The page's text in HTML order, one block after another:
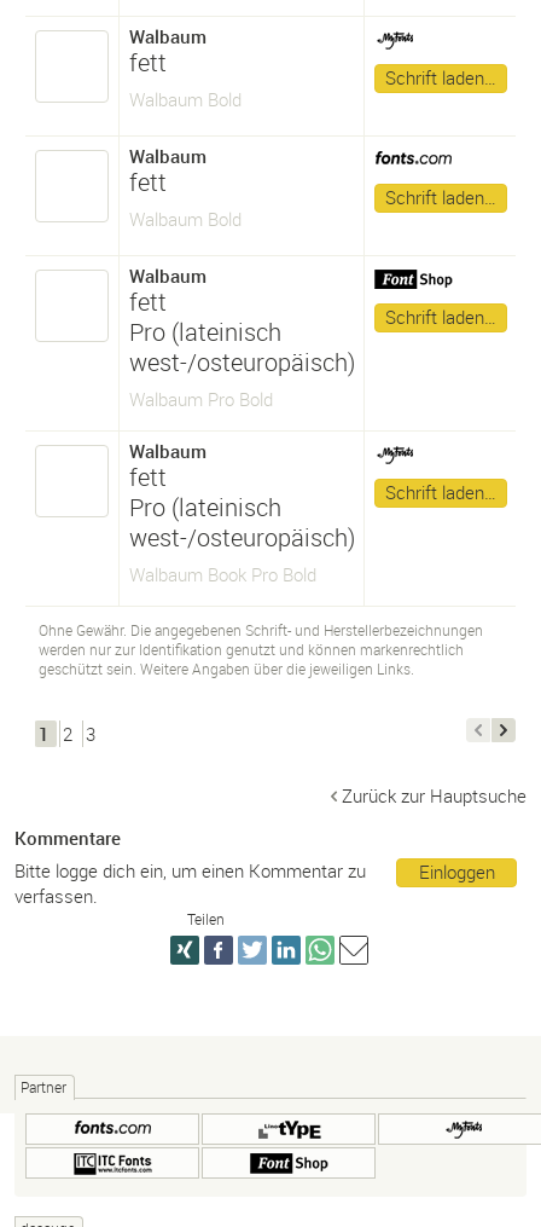
Walbaum
fett
Walbaum Bold
Schrift laden…
Walbaum
fett
Walbaum Bold
Schrift laden…
Walbaum
fett
Pro (lateinisch
west-/osteuropäisch)
Walbaum Pro Bold
Schrift laden…
Walbaum
fett
Pro (lateinisch
west-/osteuropäisch)
Walbaum Book Pro Bold
Schrift laden…
Ohne Gewähr. Die angegebenen Schrift- und Herstellerbezeichnungen
werden nur zur Identifikation genutzt und können markenrechtlich
geschützt sein. Weitere Angaben über die jeweiligen Links.
1 2 3
Zurück zur Hauptsuche
Kommentare
Einloggen
Bitte logge dich ein, um einen Kommentar zu
verfassen.
Teilen
Partner